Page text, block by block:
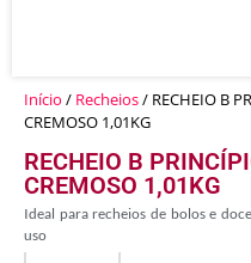
Início / Recheios/ RECHEIO B
CREMOSO 1,01KG
RECHEIO B
CREMOSO 1,01KG
Ideal para recheios de bolos e
uso